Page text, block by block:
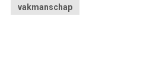
vakmanschap